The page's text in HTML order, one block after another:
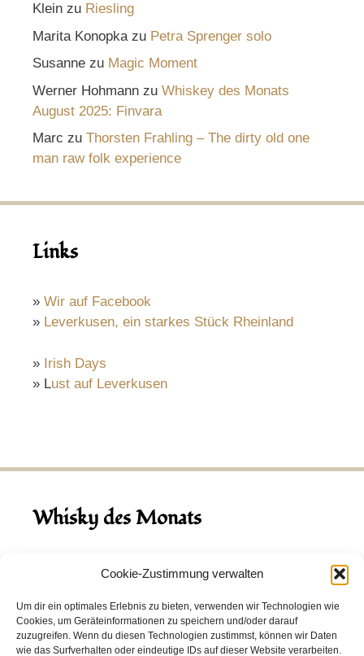
Cookie-Zustimmung verwalten
Um dir ein optimales Erlebnis zu bieten, verwenden wir Technologien wie
Cookies, um Geräteinformationen zu speichern und/oder darauf
zuzugreifen. Wenn du diesen Technologien zustimmst, können wir Daten
wie das Surfverhalten oder eindeutige IDs auf dieser Website verarbeiten.
Klein zu Riesling
Marita Konopka zu Petra Sprenger solo
Susanne zu Magic Moment
Werner Hohmann zu Whiskey des Monats
August 2025: Finvara
Marc zu Thorsten Frahling – The dirty old one
man raw folk experience
Links
» Wir auf Facebook
» Leverkusen, ein starkes Stück Rheinland
» Irish Days
» Lust auf Leverkusen
Whisky des Monats
August 2026
Hinch Double Wood
Destillerie:Hinch(Irland)
Single Malt, 43.0%